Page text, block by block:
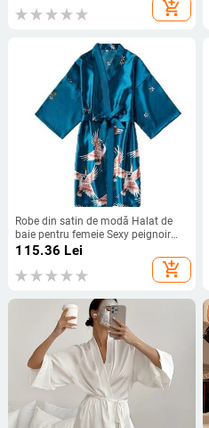
mireasă, rochie, halat de baie
add_shopping_cart
Robe din satin de modă Halat de
baie pentru femeie Sexy peignoir
femme Kimono de mătase Rochie
de mireasa lenjerie de noapte
Creștere de noapte pentru femei
115.36 Lei
add_shopping_cart